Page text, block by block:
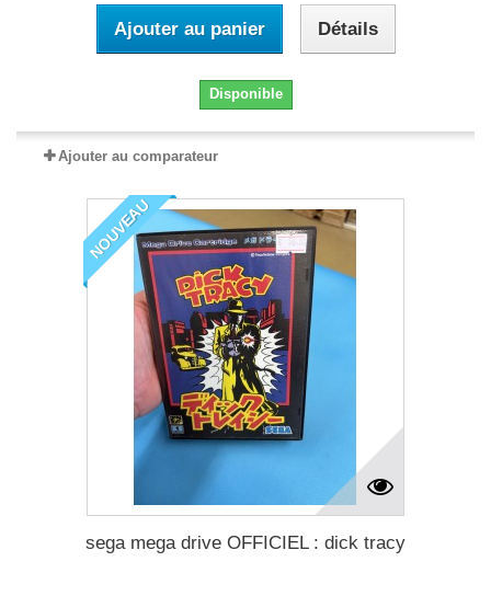
Ajouter au panier Détails
Disponible
Ajouter au comparateur
NOUVEAU
sega mega drive OFFICIEL : dick tracy